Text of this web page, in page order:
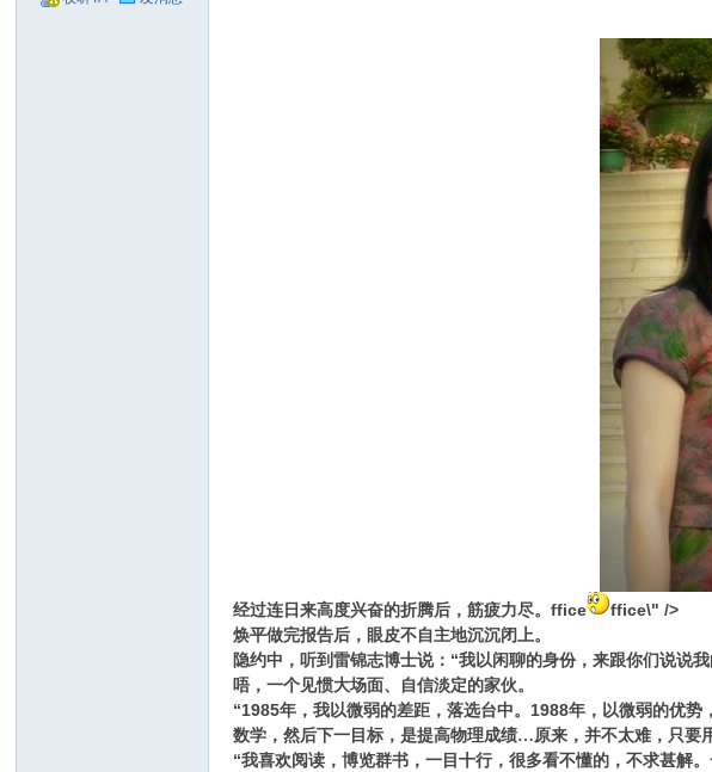
经过连日来高度兴奋的折腾后，筋疲力尽。ffice
ffice\" />
焕平做完报告后，眼皮不自主地沉沉闭上。
隐约中，听到雷锦志博士说：“我以闲聊的身份，来跟你们说说我
唔，一个见惯大场面、自信淡定的家伙。
“1985年，我以微弱的差距，落选台中。 1988年，以微弱的优势
数学，然后下一目标，是提高物理成绩… 原来，并不太难，只要
“我喜欢阅读，博览群书，一目十行，很多看不懂的，不求甚解